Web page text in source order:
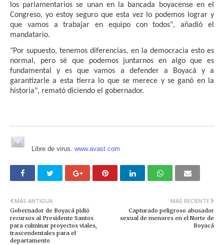
los parlamentarios se unan en la bancada boyacense en el
Congreso, yo estoy seguro que esta vez lo podemos lograr y
que vamos a trabajar en equipo con todos", añadió el
mandatario.
"Por supuesto, tenemos diferencias, en la democracia esto es
normal, pero sé que podemos juntarnos en algo que es
fundamental y es que vamos a defender a Boyacá y a
garantizarle a esta tierra lo que se merece y se ganó en la
historia", remató diciendo el gobernador.
Libre de virus. www.avast.com
MÁS RECIENTE
Capturado peligroso abusador
sexual de menores en el Norte de
Boyacá
MÁS ANTIGUA
Gobernador de Boyacá pidió
recursos al Presidente Santos
para culminar proyectos viales,
trascendentales para el
departamento